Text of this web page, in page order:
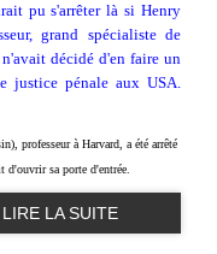
pu s'arrêter là si Henry
grand spécialiste de
décidé d'en faire un
justice pénale aux USA.
professeur à Harvard, a été arrêté
sa porte d'entrée.
LIRE LA SUITE